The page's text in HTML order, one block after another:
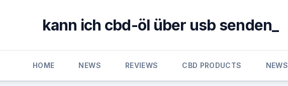
kann ich cbd-öl über usb senden_
HOME NEWS REVIEWS CBD PRODUCTS NEWS